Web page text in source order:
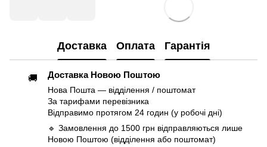
Доставка Оплата Гарантія
🚚 Доставка Новою Поштою
Нова Пошта — відділення / поштомат
За тарифами перевізника
Відправимо протягом 24 годин (у робочі дні)
🔹 Замовлення до 1500 грн відправляються лише
Новою Поштою (відділення або поштомат)